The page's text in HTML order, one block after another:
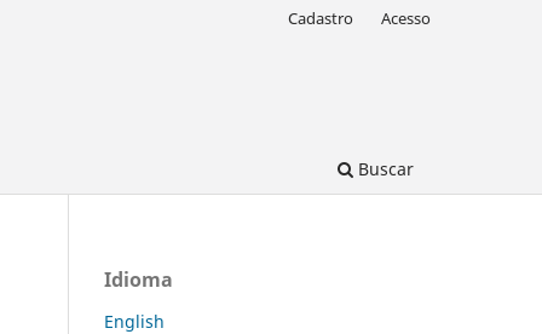
Buscar
Cadastro Acesso
Idioma
English